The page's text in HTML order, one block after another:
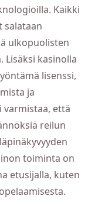
Kaikki
salataan
ulkopuolisten
Lisäksi kasinolla
lisenssi,
ja
varmistaa, että
reilun
toiminta on
etusijalla, kuten